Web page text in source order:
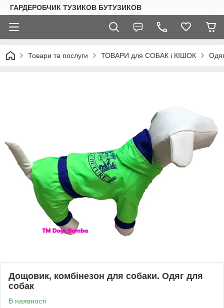
ГАРДЕРОБЧИК ТУЗИКОВ БУТУЗИКОВ
Товари та послуги ТОВАРИ для СОБАК і КІШОК
Дощовик, комбінезон для собаки. Одяг для
собак
В наявності